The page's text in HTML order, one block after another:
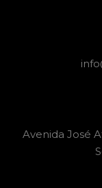
Avenida José